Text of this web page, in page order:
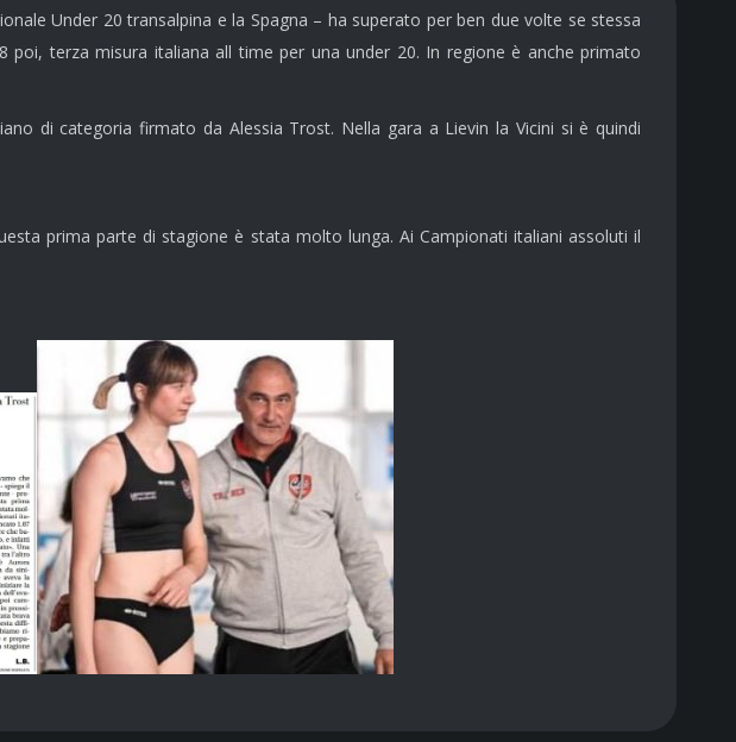
Under 20 transalpina e la Spagna – ha superato per ben due volte se stessa
terza misura italiana all time per una under 20. In regione è anche primato
di categoria firmato da Alessia Trost. Nella gara a Lievin la Vicini si è quindi
prima parte di stagione è stata molto lunga. Ai Campionati italiani assoluti il